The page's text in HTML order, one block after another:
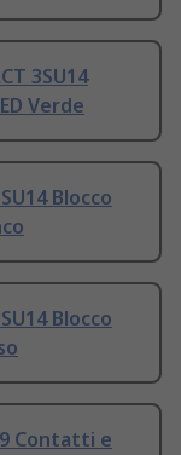
3SU14
Verde
Blocco
Blocco
Contatti e